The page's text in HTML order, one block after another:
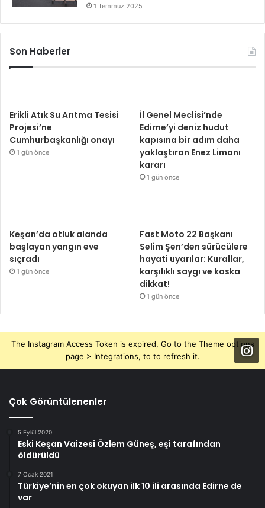
1 Temmuz 2025
Son Haberler
Erikli Atık Su Arıtma Tesisi
Projesi’ne
Cumhurbaşkanlığı onayı
1 gün önce
İl Genel Meclisi’nde
Edirne’yi deniz hudut
kapısına bir adım daha
yaklaştıran Enez Limanı
kararı
1 gün önce
Keşan’da otluk alanda
başlayan yangın eve
sıçradı
1 gün önce
Fast Moto 22 Başkanı
Selim Şen’den sürücülere
hayati uyarılar: Kurallar,
karşılıklı saygı ve kaska
dikkat!
1 gün önce
The Instagram Access Token is expired, Go to the Theme options
page > Integrations, to to refresh it.
Çok Görüntülenenler
5 Eylül 2020
Eski Keşan Vaizesi Özlem Güneş, eşi tarafından
öldürüldü
7 Ocak 2021
Türkiye’nin en çok okuyan ilk 10 ili arasında Edirne de
var